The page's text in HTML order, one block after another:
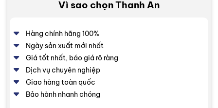
Vì sao chọn Thanh An
Hàng chính hãng 100%
Ngày sản xuất mới nhất
Giá tốt nhất, báo giá rõ ràng
Dịch vụ chuyên nghiệp
Giao hàng toàn quốc
Bảo hành nhanh chóng